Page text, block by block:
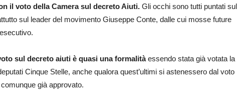
il voto della Camera sul decreto Aiuti. Gli occhi sono tutti puntati sul
sul leader del movimento Giuseppe Conte, dalle cui mosse future
sul decreto aiuti è quasi una formalitàessendo stata già votata la
Cinque Stelle, anche qualora quest’ultimi si astenessero dal voto
già approvato.